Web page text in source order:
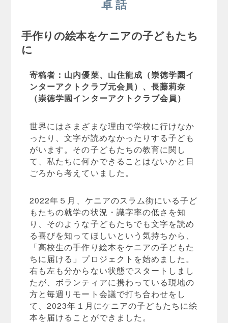
卓 話
手作りの絵本をケニアの子どもたち
に
寄稿者：山内優菜、山住龍成（崇徳学園イ
ンターアクトクラブ元会員）、長藤莉奈
（崇徳学園インターアクトクラブ会員）
世界にはさまざまな理由で学校に行けなか
ったり、文字が読めなかったりする子ども
がいます。その子どもたちの教育に関し
て、私たちに何かできることはないかと日
ごろから考えていました。
2022年５月、ケニアのスラム街にいる子ど
もたちの就学の状況・識字率の低さを知
り、そのような子どもたちでも文字を読め
る喜びを知ってほしいという気持ちから、
「高校生の手作り絵本をケニアの子どもた
ちに届ける」プロジェクトを始めました。
右も左も分からない状態でスタートしまし
たが、ボランティアに携わっている現地の
方と毎週リモート会議で打ち合わせをし
て、2023年１月にケニアの子どもたちに絵
本を届けることができました。